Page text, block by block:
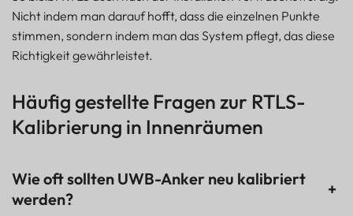
Nicht indem man darauf hofft, dass die einzelnen Punkte
stimmen, sondern indem man das System pflegt, das diese
Richtigkeit gewährleistet.
Häufig gestellte Fragen zur RTLS-
Kalibrierung in Innenräumen
Wie oft sollten UWB-Anker neu kalibriert
werden?
+